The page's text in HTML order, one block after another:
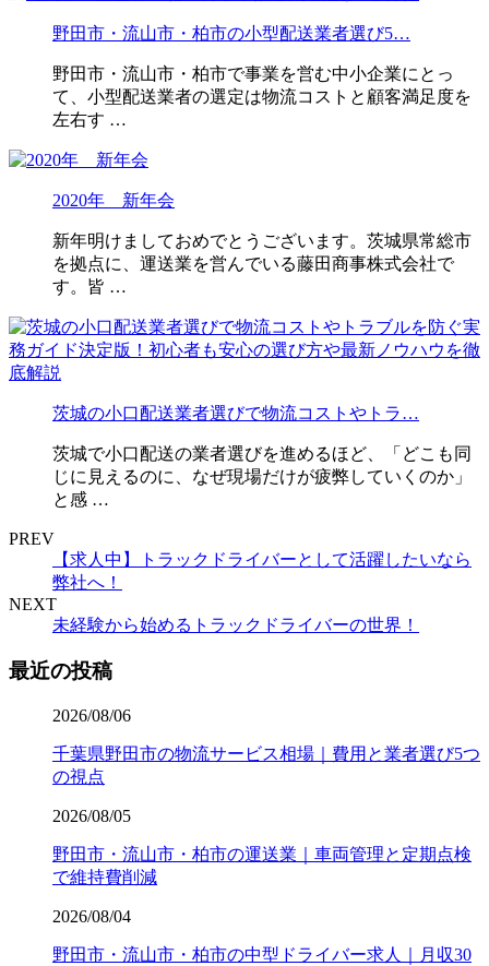
野田市・流山市・柏市の小型配送業者選び5…
野田市・流山市・柏市で事業を営む中小企業にとっ
て、小型配送業者の選定は物流コストと顧客満足度を
左右す …
2020年 新年会
新年明けましておめでとうございます。茨城県常総市
を拠点に、運送業を営んでいる藤田商事株式会社で
す。皆 …
茨城の小口配送業者選びで物流コストやトラ…
茨城で小口配送の業者選びを進めるほど、「どこも同
じに見えるのに、なぜ現場だけが疲弊していくのか」
と感 …
PREV
【求人中】トラックドライバーとして活躍したいなら
弊社へ！
NEXT
未経験から始めるトラックドライバーの世界！
最近の投稿
2026/08/06
千葉県野田市の物流サービス相場｜費用と業者選び5つ
の視点
2026/08/05
野田市・流山市・柏市の運送業｜車両管理と定期点検
で維持費削減
2026/08/04
野田市・流山市・柏市の中型ドライバー求人｜月収30